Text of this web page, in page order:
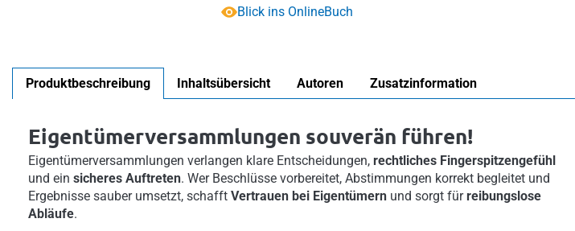
Blick ins OnlineBuch
Produktbeschreibung Inhaltsübersicht Autoren Zusatzinformation
Eigentümerversammlungen souverän führen!
Eigentümerversammlungen verlangen klare Entscheidungen, rechtliches Fingerspitzengefühl
und ein sicheres Auftreten. Wer Beschlüsse vorbereitet, Abstimmungen korrekt begleitet und
Ergebnisse sauber umsetzt, schafft Vertrauen bei Eigentümern und sorgt fürreibungslose
Abläufe.